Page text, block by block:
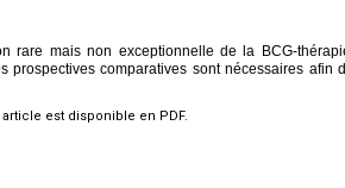
rare mais non exceptionnelle de la BCG-
prospectives comparatives sont nécessaires afin
est disponible en PDF.